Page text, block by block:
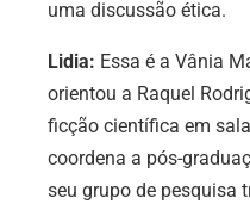
uma discussão ética.
Lidia: Essa é a Vânia
orientou a Raquel
ficção científica em
coordena a pós-
seu grupo de pesquisa